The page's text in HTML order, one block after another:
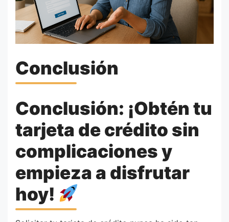
Conclusión
Conclusión: ¡Obtén tu
tarjeta de crédito sin
complicaciones y
empieza a disfrutar
hoy!